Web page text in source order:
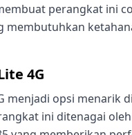
perangkat ini
membutuhkan
4G
menjadi opsi menarik
ini ditenagai oleh